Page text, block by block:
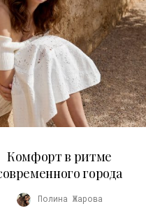
Комфорт в ритме
города
Полина Жарова